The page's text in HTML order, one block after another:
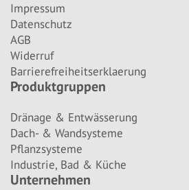
Impressum
Datenschutz
AGB
Widerruf
Barrierefreiheitserklaerung
Produktgruppen
Dränage & Entwässerung
Dach- & Wandsysteme
Pflanzsysteme
Industrie, Bad & Küche
Unternehmen